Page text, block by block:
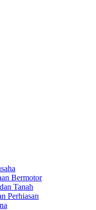
Bermotor
Tanah
Perhiasan